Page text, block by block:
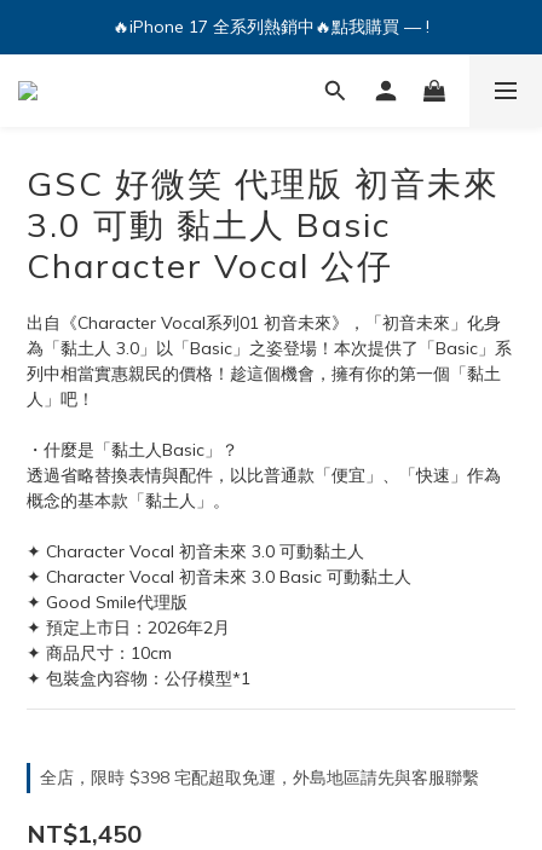
🔥iPhone 17 全系列熱銷中🔥點我購買 — !
🔥iPhone 17 全系列熱銷中🔥點我購買 — !
💕加入Q哥 Line 新好友領優惠券！🎫
GSC 好微笑 代理版 初音未來
3.0 可動 黏土人 Basic
Character Vocal 公仔
出自《Character Vocal系列01 初音未來》，「初音未來」化身
為「黏土人 3.0」以「Basic」之姿登場！本次提供了「Basic」系
列中相當實惠親民的價格！趁這個機會，擁有你的第一個「黏土
人」吧！
・什麼是「黏土人Basic」？
透過省略替換表情與配件，以比普通款「便宜」、「快速」作為
概念的基本款「黏土人」。
✦ Character Vocal 初音未來 3.0 可動黏土人
✦ Character Vocal 初音未來 3.0 Basic 可動黏土人
✦ Good Smile代理版
✦ 預定上市日：2026年2月
✦ 商品尺寸：10cm
✦ 包裝盒內容物：公仔模型*1
全店，限時 $398 宅配超取免運，外島地區請先與客服聯繫
NT$1,450